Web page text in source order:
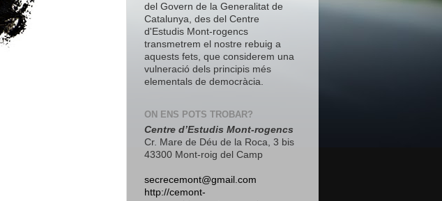
del Govern de la Generalitat de
Catalunya, des del Centre
d'Estudis Mont-rogencs
transmetrem el nostre rebuig a
aquests fets, que considerem una
vulneració dels principis més
elementals de democràcia.
ON ENS POTS TROBAR?
Centre d’Estudis Mont-rogencs
Cr. Mare de Déu de la Roca, 3 bis
43300 Mont-roig del Camp
secrecemont@gmail.com
http://cemont-